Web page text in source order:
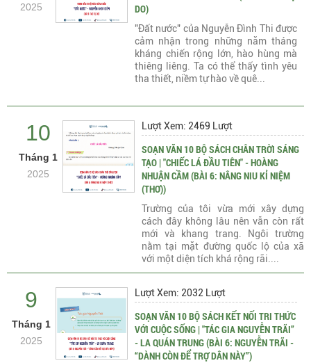
2025
DO)
"Đất nước" của Nguyễn Đình Thi được
cảm nhận trong những năm tháng
kháng chiến rộng lớn, hào hùng mà
thiêng liêng. Ta có thể thấy tình yêu
tha thiết, niềm tự hào về quê...
10
Tháng 1
2025
Lượt Xem: 2469 Lượt
SOẠN VĂN 10 BỘ SÁCH CHÂN TRỜI SÁNG
TẠO | "CHIẾC LÁ ĐẦU TIÊN" - HOÀNG
NHUẬN CẦM (BÀI 6: NÂNG NIU KỈ NIỆM
(THƠ))
Trường của tôi vừa mới xây dựng
cách đây không lâu nên vẫn còn rất
mới và khang trang. Ngôi trường
nằm tại mặt đường quốc lộ của xã
với một diện tích khá rộng rãi....
9
Tháng 1
2025
Lượt Xem: 2032 Lượt
SOẠN VĂN 10 BỘ SÁCH KẾT NỐI TRI THỨC
VỚI CUỘC SỐNG | "TÁC GIA NGUYỄN TRÃI”
- LA QUÁN TRUNG (BÀI 6: NGUYỄN TRÃI -
“DÀNH CÒN ĐỂ TRỢ DÂN NÀY”)